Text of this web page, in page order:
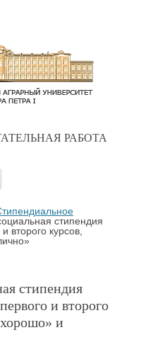
РАБОТА
стипендия
второго курсов,
стипендия
и второго
и